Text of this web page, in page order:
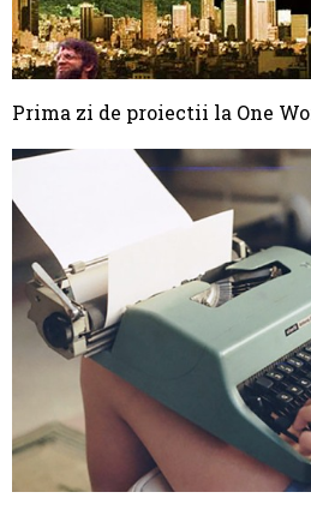
Prima zi de proiectii la One